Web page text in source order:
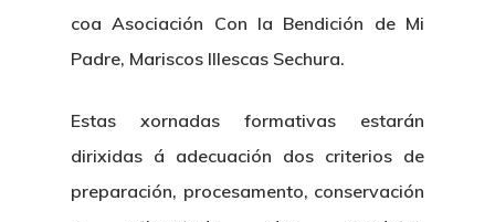
coa Asociación Con la Bendición de Mi
Padre, Mariscos Illescas Sechura.
Estas xornadas formativas estarán
dirixidas á adecuación dos criterios de
preparación, procesamento, conservación